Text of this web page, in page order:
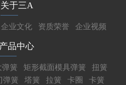
关于三A
企业文化 资质荣誉 企业视频
产品中心
弹簧 矩形截面模具弹簧
扭簧
弹簧 塔簧 拉簧 卡圈
卡簧